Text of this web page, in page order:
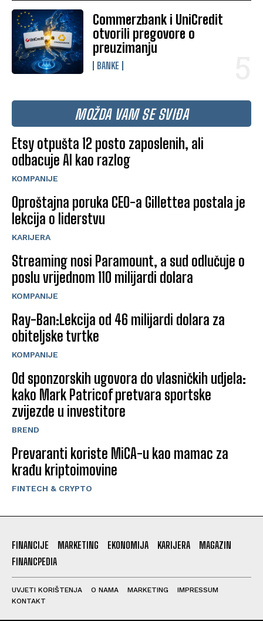
Commerzbank i UniCredit
otvorili pregovore o
preuzimanju
BANKE
MOŽDA VAM SE SVIĐA
Etsy otpušta 12 posto zaposlenih, ali
odbacuje AI kao razlog
KOMPANIJE
Oproštajna poruka CEO-a Gillettea postala je
lekcija o liderstvu
KARIJERA
Streaming nosi Paramount, a sud odlučuje o
poslu vrijednom 110 milijardi dolara
KOMPANIJE
Ray-Ban:Lekcija od 46 milijardi dolara za
obiteljske tvrtke
KOMPANIJE
Od sponzorskih ugovora do vlasničkih udjela:
kako Mark Patricof pretvara sportske
zvijezde u investitore
BREND
Prevaranti koriste MiCA-u kao mamac za
krađu kriptoimovine
FINTECH & CRYPTO
FINANCIJE MARKETING EKONOMIJA KARIJERA
MAGAZIN
FINANCPEDIA
UVJETI KORIŠTENJA O NAMA MARKETING
IMPRESSUM
KONTAKT